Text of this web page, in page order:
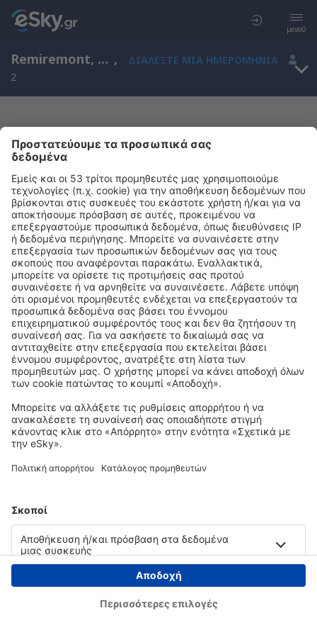
μενού
Remiremont, Λωρραίνη, Γαλλία ,
ΔΙΑΛΈΞΤΕ ΜΙΑ ΗΜΕΡΟΜΗΝΊΑ
2
Μας συγχωρείτε, δεν υπάρχουν
αποτελέσματα για την αναζήτησή σας
Προσπαθήστε να κάνετε αναζήτηση με διαφορετικά κριτήρια
Copyright © eSky.gr. Με την επιφύλαξη παντός νομίμου δικαιώματος.